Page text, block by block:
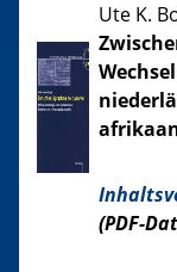
Ute K.
(PDF-